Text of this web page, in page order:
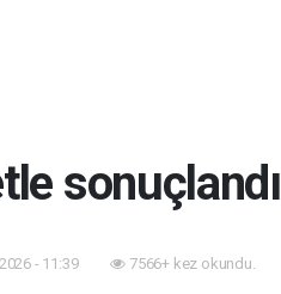
sonuçlandı
- 11:39 7566+ kez okundu.